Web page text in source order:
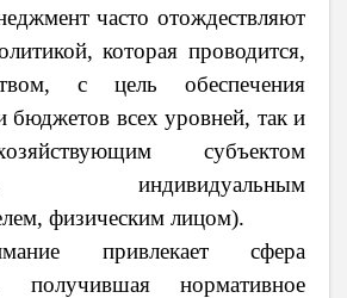
часто отождествляют
которая проводится,
с цель обеспечения
бюджетов всех уровней, так и
субъектом
индивидуальным
физическим лицом).
привлекает сфера
получившая нормативное